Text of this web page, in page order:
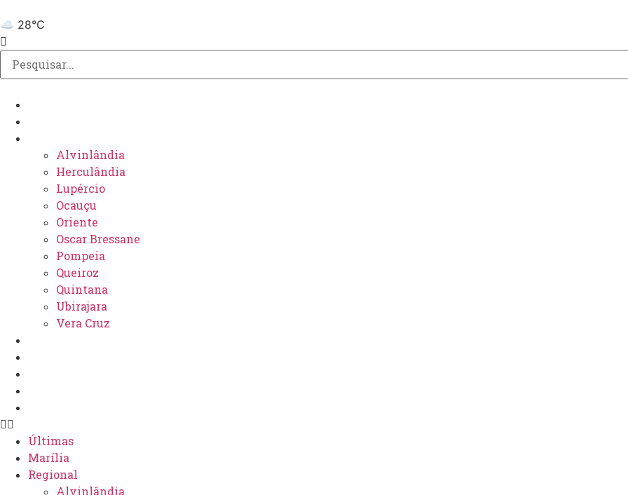
☁️ 28°C
Alvinlândia
Herculândia
Lupércio
Ocauçu
Oriente
Oscar Bressane
Pompeia
Queiroz
Quintana
Ubirajara
Vera Cruz
Últimas
Marília
Regional
Alvinlândia